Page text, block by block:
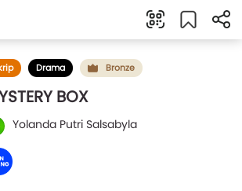
Drama Bronze
BOX
Yolanda Putri Salsabyla